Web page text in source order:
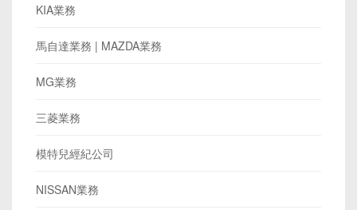
KIA業務
馬自達業務 | MAZDA業務
MG業務
三菱業務
模特兒經紀公司
NISSAN業務